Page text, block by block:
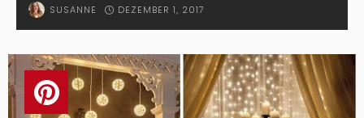
SUSANNE DEZEMBER 1, 2017